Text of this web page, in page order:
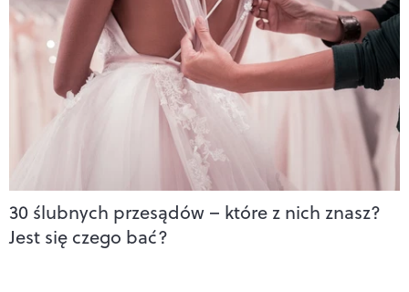
30 ślubnych przesądów – które z nich znasz?
Jest się czego bać?